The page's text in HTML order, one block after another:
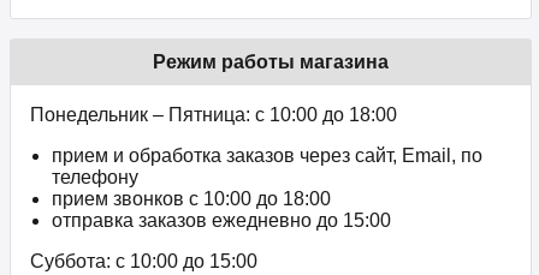
Режим работы магазина
Понедельник – Пятница: с 10:00 до 18:00
прием и обработка заказов через сайт, Email, по
телефону
прием звонков c 10:00 до 18:00
отправка заказов ежедневно до 15:00
Суббота: с 10:00 до 15:00